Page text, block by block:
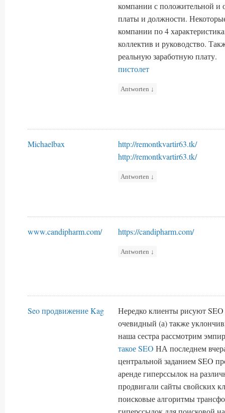
компании с положительной и
платы и должности.
компании по 4
коллектив и руководство.
реальную заработную плату.
пистолет
Antworten ↓
Michaelbax
http://remontkvartir63.tk/
http://remontkvartir63.tk/
Antworten ↓
www.candipharm.com/ https://candipharm.com/
Antworten ↓
Seo продвижение Kag
Нередко клиенты рисуют
очевидный (а) также
наша сестра рассмотрим
такое SEO НА последнем
центральной заданием SEO
аренде гиперссылок на
продвигали сайты свойских
поисковые алгоритмы